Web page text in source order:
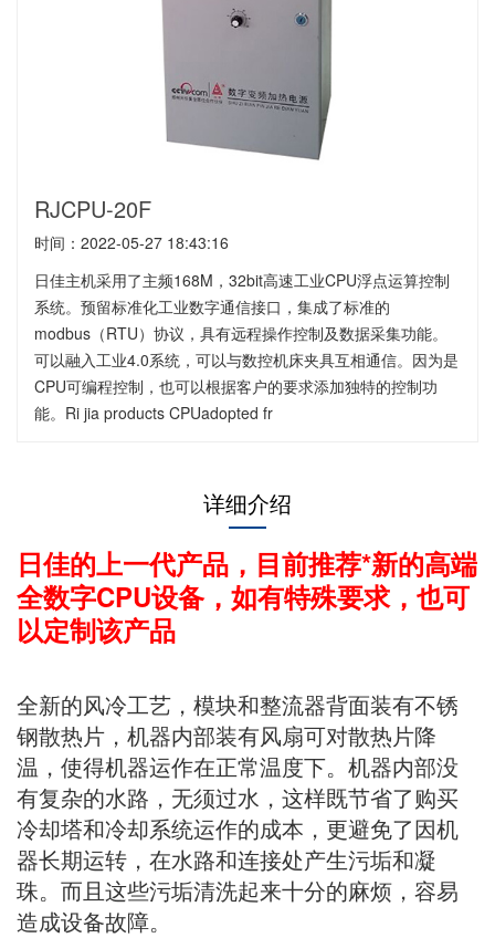
RJCPU-20F
时间：2022-05-27 18:43:16
日佳主机采用了主频168M，32bit高速工业CPU浮点运算控制
系统。预留标准化工业数字通信接口，集成了标准的
modbus（RTU）协议，具有远程操作控制及数据采集功能。
可以融入工业4.0系统，可以与数控机床夹具互相通信。因为是
CPU可编程控制，也可以根据客户的要求添加独特的控制功
能。Ri jia products CPUadopted fr
详细介绍
日佳的上一代产品，目前推荐*新的高端
全数字CPU设备， 如有特殊要求，也可
以定制该产品
全新的风冷工艺，模块和整流器背面装有不锈
钢散热片，机器内部装有风扇可对散热片降
温，使得机器运作在正常温度下。 机器内部没
有复杂的水路，无须过水，这样既节省了购买
冷却塔和冷却系统运作的成本，更避免了因机
器长期运转，在水路和连接处产生污垢和凝
珠。而且这些污垢清洗起来十分的麻烦，容易
造成设备故障。